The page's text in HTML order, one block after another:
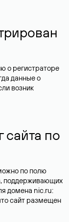
о регистраторе
данные о
возник
сайта по
по полю
поддерживающих
домена nic.ru:
сайт размещен